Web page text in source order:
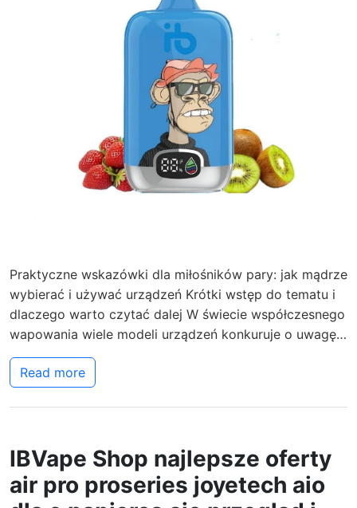
Praktyczne wskazówki dla miłośników pary: jak mądrze
wybierać i używać urządzeń Krótki wstęp do tematu i
dlaczego warto czytać dalej W świecie współczesnego
wapowania wiele modeli urządzeń konkuruje o uwagę…
Read more
IBVape Shop najlepsze oferty
air pro proseries joyetech aio